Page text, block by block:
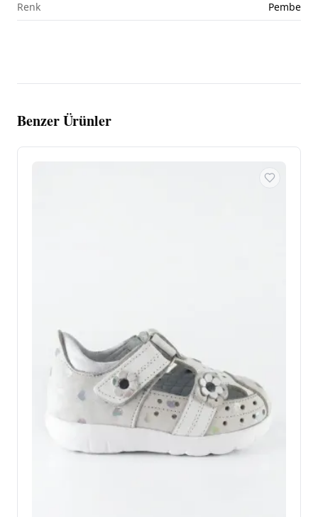
Renk Pembe
Benzer Ürünler